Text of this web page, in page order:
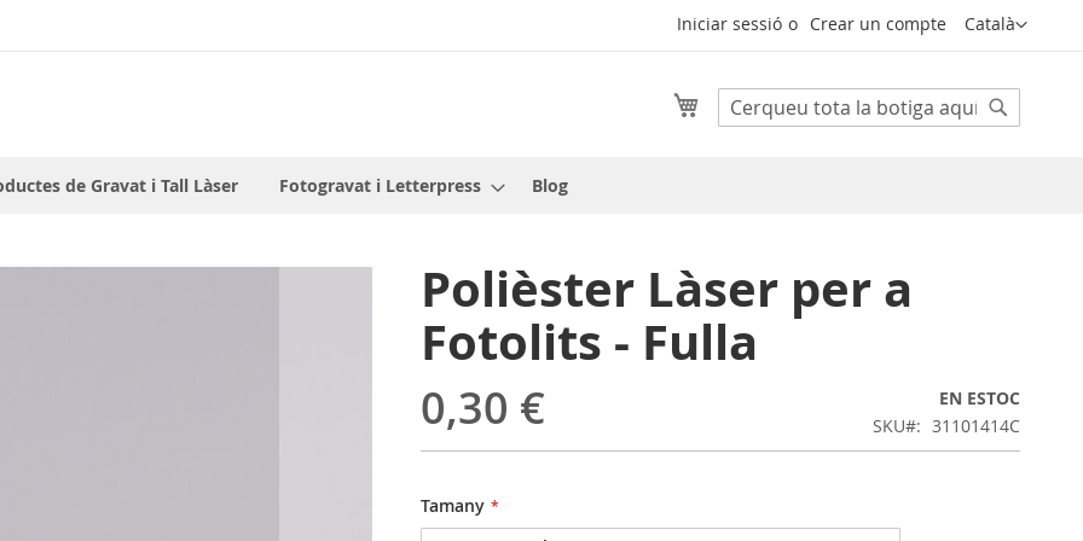
Llenguatge
Català
Iniciar sessió Crear un compte
Cerca
Cistella
de Gravat i Tall Làser Fotogravat i Letterpress Blog
Polièster Làser per a
Fotolits - Fulla
0,30 €
EN ESTOC
SKU
31101414C
Tamany